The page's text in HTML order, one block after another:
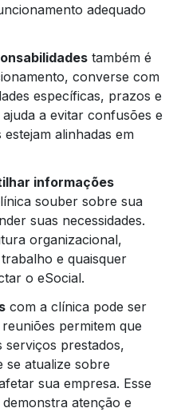
adequado
também é
converse com
específicas, prazos e
a evitar confusões e
alinhadas em
informações
souber sobre sua
suas necessidades.
organizacional,
e quaisquer
o eSocial.
com a clínica pode ser
permitem que
serviços prestados,
se atualize sobre
sua empresa. Esse
atenção e